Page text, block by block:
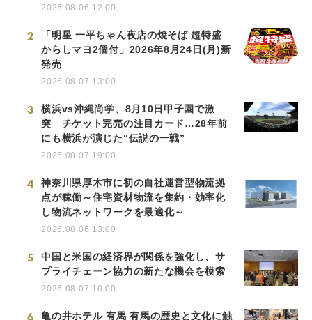
2026.08.06 12:00
2
「明星 一平ちゃん夜店の焼そば 超特盛
からしマヨ2個付」2026年8月24日(月)新
発売
2026.08.07 13:00
3
横浜vs沖縄尚学、8月10日甲子園で激
突 チケット完売の注目カード…28年前
にも横浜が演じた“伝説の一戦”
2026.08.07 19:00
4
神奈川県厚木市に初の自社運営型物流拠
点が稼働～住宅資材物流を集約・効率化
し物流ネットワークを最適化～
2026.08.06 13:00
5
中国と米国の経済界が関係を強化し、サ
プライチェーン協力の新たな機会を模索
2026.08.07 10:00
6 亀の井ホテル 有馬 有馬の歴史と文化に触